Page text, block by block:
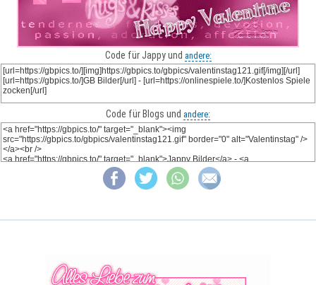
Code für Jappy und andere:
Code für Blogs und andere: